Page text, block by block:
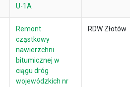
U-1A
Remont
cząstkowy
nawierzchni
bitumicznej w
ciągu dróg
wojewódzkich nr
RDW Złotów